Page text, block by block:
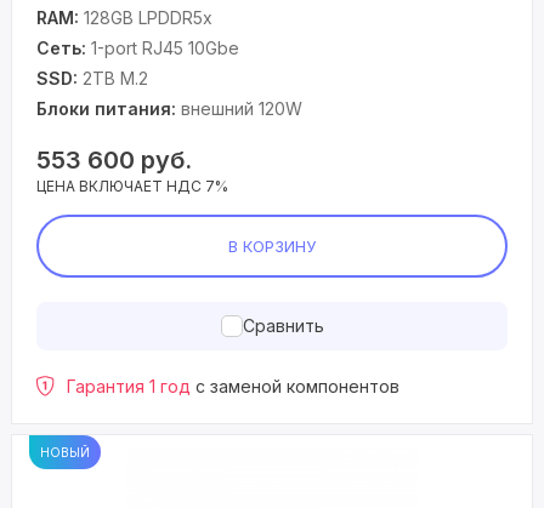
RAM: 128GB LPDDR5x
Сеть: 1-port RJ45 10Gbe
SSD: 2TB M.2
Блоки питания: внешний 120W
553 600 руб.
ЦЕНА ВКЛЮЧАЕТ НДС 7%
В КОРЗИНУ
Сравнить
Гарантия 1 год с заменой компонентов
НОВЫЙ